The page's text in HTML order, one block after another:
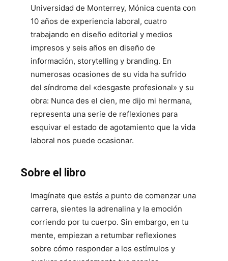
Universidad de Monterrey, Mónica cuenta con
10 años de experiencia laboral, cuatro
trabajando en diseño editorial y medios
impresos y seis años en diseño de
información, storytelling y branding. En
numerosas ocasiones de su vida ha sufrido
del síndrome del «desgaste profesional» y su
obra: Nunca des el cien, me dijo mi hermana,
representa una serie de reflexiones para
esquivar el estado de agotamiento que la vida
laboral nos puede ocasionar.
Sobre el libro
Imagínate que estás a punto de comenzar una
carrera, sientes la adrenalina y la emoción
corriendo por tu cuerpo. Sin embargo, en tu
mente, empiezan a retumbar reflexiones
sobre cómo responder a los estímulos y